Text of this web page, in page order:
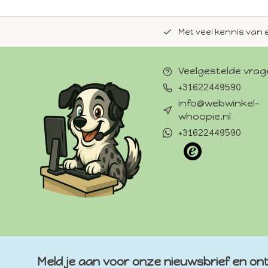
Met veel kennis
Veelgestelde
+31622449590
info@webwinkel-
whoopie.nl
+31622449590
Meld je aan voor onze nieuwsbrief en